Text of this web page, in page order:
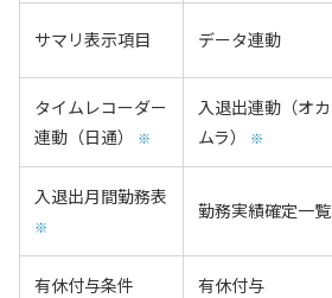
サマリ表示項目 データ連動
タイムレコーダー
連動（日通）
※
入退出連動（オカ
ムラ）
※
入退出月間勤務表
※
勤務実績確定一覧
有休付与条件 有休付与